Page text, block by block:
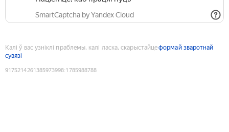
SmartCaptcha by Yandex Cloud
Калі ў вас узніклі праблемы, калі ласка, скарыстайцеформай зваротнай
сувязі
9175214261385973998:1785988788